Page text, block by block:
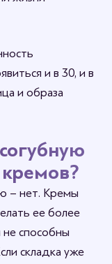
и в 30, и в
и образа
– нет. Кремы
ее более
не способны
складка уже